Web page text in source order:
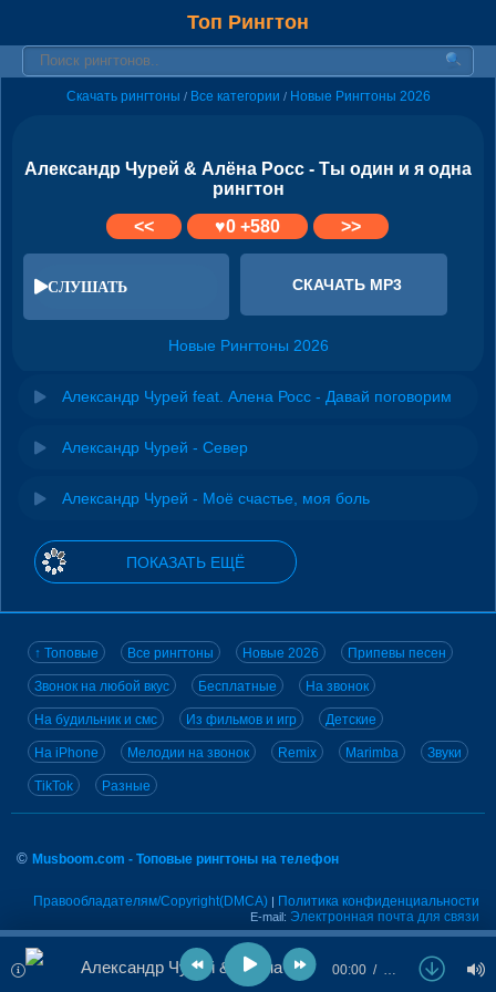
Топ Рингтон
Скачать рингтоны / Все категории / Новые Рингтоны 2026
Александр Чурей & Алёна Росс - Ты один и я одна
рингтон
<<
♥0+580 >>
СЛУШАТЬ СКАЧАТЬ MP3
Новые Рингтоны 2026
Александр Чурей feat. Алена Росс - Давай поговорим
Александр Чурей - Север
Александр Чурей - Моё счастье, моя боль
ПОКАЗАТЬ ЕЩЁ
↑ Топовые Все рингтоны Новые 2026 Припевы песен
Звонок на любой вкус Бесплатные На звонок
На будильник и смс Из фильмов и игр Детские
На iPhone Мелодии на звонок Remix Marimba Звуки
TikTok Разные
© Musboom.com - Топовые рингтоны на телефон
Правообладателям/Copyright(DMCA) | Политика конфиденциальности
E-mail: Электронная почта для связи
Александр Чурей & Алёна Росс - Ты один и я одна 00:00 …